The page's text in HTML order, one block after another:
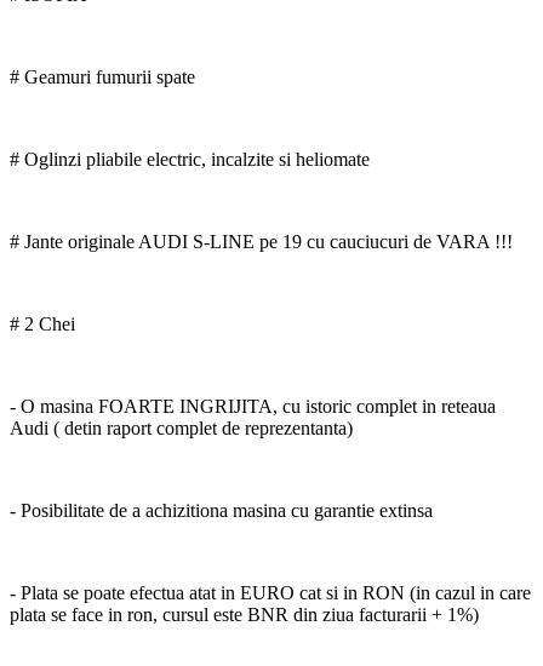
# Geamuri fumurii spate
# Oglinzi pliabile electric, incalzite si heliomate
# Jante originale AUDI S-LINE pe 19 cu cauciucuri de VARA !!!
# 2 Chei
- O masina FOARTE INGRIJITA, cu istoric complet in reteaua
Audi ( detin raport complet de reprezentanta)
- Posibilitate de a achizitiona masina cu garantie extinsa
- Plata se poate efectua atat in EURO cat si in RON (in cazul in care
plata se face in ron, cursul este BNR din ziua facturarii + 1%)